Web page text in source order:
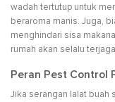
wadah tertutup untuk
beraroma manis. Juga,
menghindari sisa
rumah akan selalu
Peran Pest Control
Jika serangan lalat buah